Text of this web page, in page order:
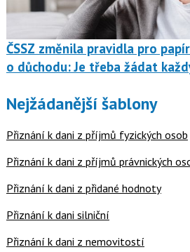
ČSSZ změnila pravidla pro
o důchodu: Je třeba žádat
Nejžádanější šablony
Přiznání k dani z příjmů fyzických osob
Přiznání k dani z příjmů právnických
Přiznání k dani z přidané hodnoty
Přiznání k dani silniční
Přiznání k dani z nemovitostí